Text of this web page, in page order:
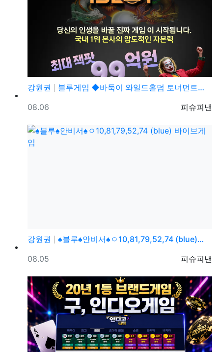
강원권
블루게임 ◆바둑이 와일드홀덤 토너먼트◆ pshotgam…
등록자
피슈피낸
등록일
08.06
강원권
♠블루♠안비서♠ㅇ10,81,79,52,74 (blue)…
등록자
피슈피낸
등록일
08.05